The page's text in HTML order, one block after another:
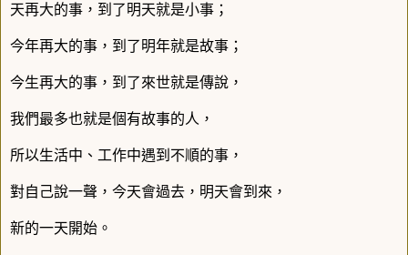
天再大的事，到了明天就是小事；
今年再大的事，到了明年就是故事；
今生再大的事，到了來世就是傳說，
我們最多也就是個有故事的人，
所以生活中、工作中遇到不順的事，
對自己說一聲，今天會過去，明天會到來，
新的一天開始。